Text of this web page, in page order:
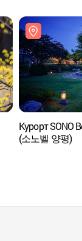
Курорт SONO
(소노벨 양평)